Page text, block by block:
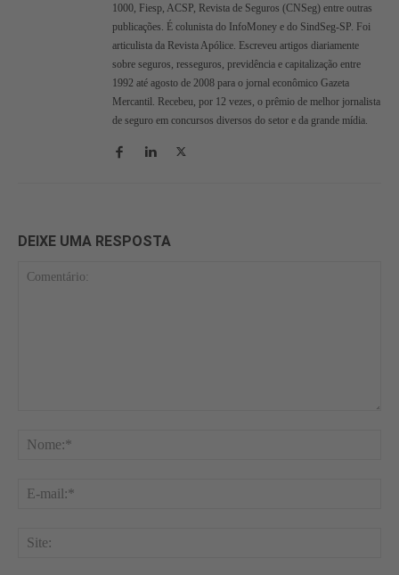
1000, Fiesp, ACSP, Revista de Seguros (CNSeg) entre outras
publicações. É colunista do InfoMoney e do SindSeg-SP. Foi
articulista da Revista Apólice. Escreveu artigos diariamente
sobre seguros, resseguros, previdência e capitalização entre
1992 até agosto de 2008 para o jornal econômico Gazeta
Mercantil. Recebeu, por 12 vezes, o prêmio de melhor jornalista
de seguro em concursos diversos do setor e da grande mídia.
DEIXE UMA RESPOSTA